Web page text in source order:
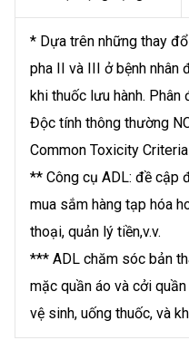
* Dựa trên những thay
pha II và III ở bệnh nhân
khi thuốc lưu hành.
Độc tính thông thường
Common Toxicity
** Công cụ ADL: đề cập
mua sắm hàng tạp hóa
thoại, quản lý tiền,v.v.
*** ADL chăm sóc bản
mặc quần áo và cởi
vệ sinh, uống thuốc, và